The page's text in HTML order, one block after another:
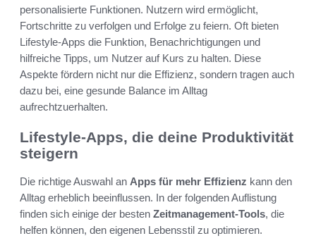
personalisierte Funktionen. Nutzern wird ermöglicht,
Fortschritte zu verfolgen und Erfolge zu feiern. Oft bieten
Lifestyle-Apps die Funktion, Benachrichtigungen und
hilfreiche Tipps, um Nutzer auf Kurs zu halten. Diese
Aspekte fördern nicht nur die Effizienz, sondern tragen auch
dazu bei, eine gesunde Balance im Alltag
aufrechtzuerhalten.
Lifestyle-Apps, die deine Produktivität
steigern
Die richtige Auswahl an Apps für mehr Effizienz kann den
Alltag erheblich beeinflussen. In der folgenden Auflistung
finden sich einige der besten Zeitmanagement-Tools, die
helfen können, den eigenen Lebensstil zu optimieren.